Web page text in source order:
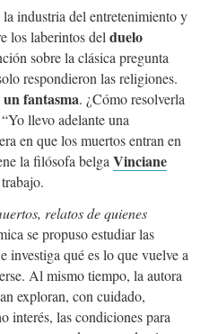
la industria del entretenimiento y
los laberintos del duelo
sobre la clásica pregunta
respondieron las religiones.
fantasma. ¿Cómo resolverla
llevo adelante una
en que los muertos entran en
la filósofa belgaVinciane
relatos de quienes
se propuso estudiar las
investiga qué es lo que vuelve a
Al mismo tiempo, la autora
exploran, con cuidado,
interés, las condiciones para